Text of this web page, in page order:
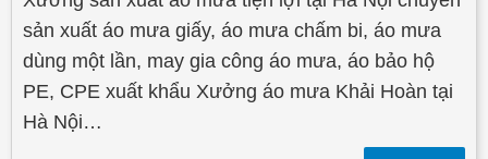
sản xuất áo mưa giấy, áo mưa chấm bi, áo mưa
dùng một lần, may gia công áo mưa, áo bảo hộ
PE, CPE xuất khẩu Xưởng áo mưa Khải Hoàn tại
Hà Nội…